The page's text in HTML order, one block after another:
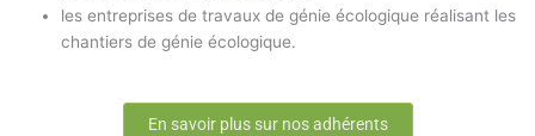
les entreprises de travaux de génie écologique réalisant les
chantiers de génie écologique.
En savoir plus sur nos adhérents